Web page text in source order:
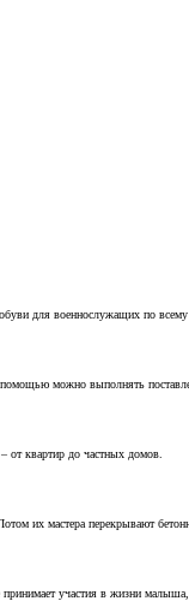
для военнослужащих по всему
можно выполнять
от квартир до частных домов.
их мастера перекрывают
участия в жизни